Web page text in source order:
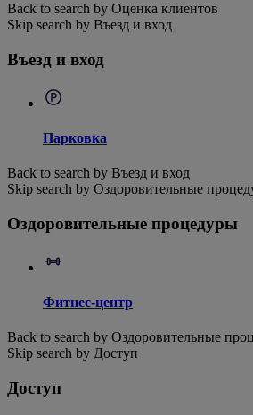
Back to search by Оценка клиентов
Skip search by Въезд и вход
Въезд и вход
Парковка
Back to search by Въезд и вход
Skip search by Оздоровительные
Оздоровительные процедуры
Фитнес-центр
Back to search by Оздоровительные
Skip search by Доступ
Доступ